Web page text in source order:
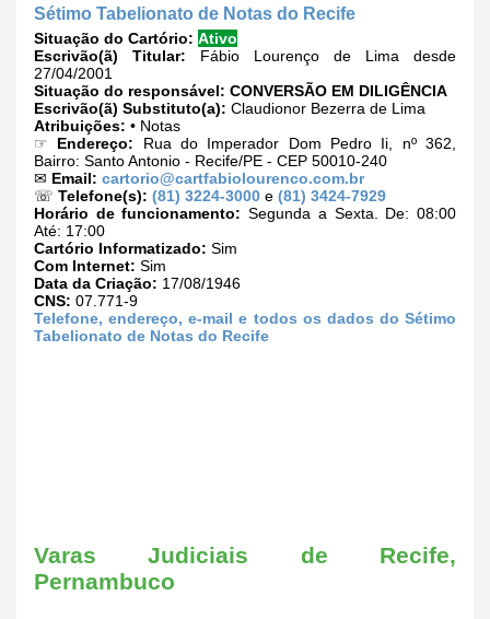
Sétimo Tabelionato de Notas do Recife
Situação do Cartório: Ativo
Escrivão(ã) Titular: Fábio Lourenço de Lima desde
27/04/2001
Situação do responsável: CONVERSÃO EM DILIGÊNCIA
Escrivão(ã) Substituto(a): Claudionor Bezerra de Lima
Atribuições: • Notas
☞ Endereço: Rua do Imperador Dom Pedro Ii, nº 362,
Bairro: Santo Antonio - Recife/PE - CEP 50010-240
✉ Email: cartorio@cartfabiolourenco.com.br
☏ Telefone(s): (81) 3224-3000 e (81) 3424-7929
Horário de funcionamento: Segunda a Sexta. De: 08:00
Até: 17:00
Cartório Informatizado: Sim
Com Internet: Sim
Data da Criação: 17/08/1946
CNS: 07.771-9
Telefone, endereço, e-mail e todos os dados do Sétimo
Tabelionato de Notas do Recife
Varas Judiciais de Recife,
Pernambuco